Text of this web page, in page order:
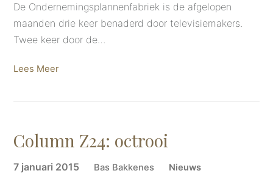
De Ondernemingsplannenfabriek is de afgelopen
maanden drie keer benaderd door televisiemakers.
Twee keer door de…
Lees Meer
Column Z24: octrooi
7 januari 2015 Bas Bakkenes Nieuws